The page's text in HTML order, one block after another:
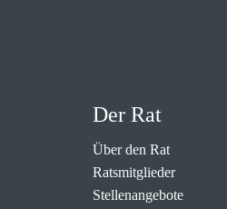
Der Rat
Über den Rat
Ratsmitglieder
Stellenangebote